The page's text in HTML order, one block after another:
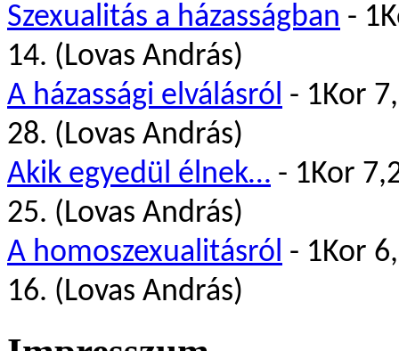
Szexualitás a házasságban -
14. (Lovas András)
A házassági elválásról - 1Kor
28. (Lovas András)
Akik egyedül élnek… - 1Kor
25. (Lovas András)
A homoszexualitásról - 1Kor
16. (Lovas András)